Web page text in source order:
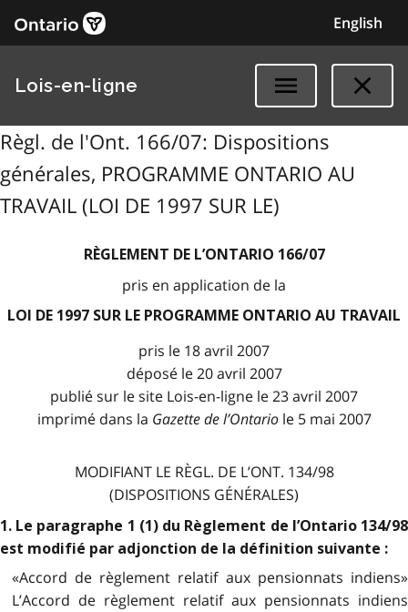
English
Lois-en-ligne
Règl. de l'Ont. 166/07: Dispositions
générales, PROGRAMME ONTARIO AU
TRAVAIL (LOI DE 1997 SUR LE)
RÈGLEMENT DE L’ONTARIO 166/07
pris en application de la
LOI DE 1997 SUR LE PROGRAMME ONTARIO AU TRAVAIL
pris le 18 avril 2007
déposé le 20 avril 2007
publié sur le site Lois-en-ligne le 23 avril 2007
imprimé dans la Gazette de l’Ontariole 5 mai 2007
MODIFIANT LE RÈGL. DE L’ONT. 134/98
(DISPOSITIONS GÉNÉRALES)
1. Le paragraphe 1 (1) du Règlement de l’Ontario 134/98
est modifié par adjonction de la définition suivante :
«Accord de règlement relatif aux pensionnats indiens»
L’Accord de règlement relatif aux pensionnats indiens